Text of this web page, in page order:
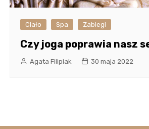
Ciało Spa Zabiegi
Czy joga poprawia nasz
Agata Filipiak 30 maja 2022